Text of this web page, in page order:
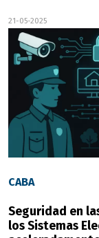
21-05-2025
CABA
Seguridad en
los Sistemas